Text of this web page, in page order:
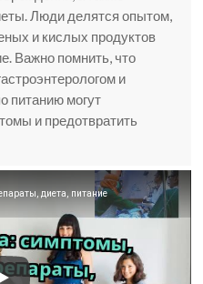
Люди делятся опытом,
и кислых продуктов
Важно помнить, что
и
питанию могут
и предотвратить
диета, питание